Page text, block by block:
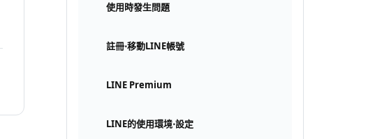
使用時發生問題
註冊⋅移動LINE帳號
LINE Premium
LINE的使用環境⋅設定